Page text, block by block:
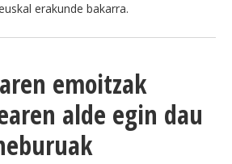
erakunde bakarra.
emoitzak
alde egin dau